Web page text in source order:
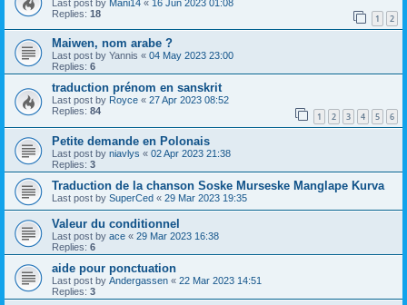
Last post by Mani14 « 16 Jun 2023 01:08
Replies: 18 1 2
Maiwen, nom arabe ?
Last post by Yannis « 04 May 2023 23:00
Replies: 6
traduction prénom en sanskrit
Last post by Royce « 27 Apr 2023 08:52
Replies: 84 1 2 3 4 5 6
Petite demande en Polonais
Last post by niavlys « 02 Apr 2023 21:38
Replies: 3
Traduction de la chanson Soske Murseske Manglape Kurva
Last post by SuperCed « 29 Mar 2023 19:35
Valeur du conditionnel
Last post by ace « 29 Mar 2023 16:38
Replies: 6
aide pour ponctuation
Last post by Andergassen « 22 Mar 2023 14:51
Replies: 3